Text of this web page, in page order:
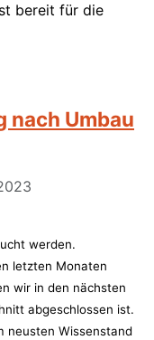
bereit für die
Umbau
werden.
letzten Monaten
wir in den nächsten
abgeschlossen ist.
neusten Wissenstand